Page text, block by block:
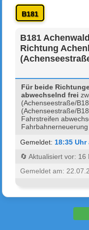
B181
B181
Richtung
Für beide
abwechselnd frei
(Achenseestraße/
(Achenseestraße/
Fahrstreifen
Fahrbahnerneuerung
Gemeldet: 18:35 Uhr
🔄 Aktualisiert vor: 16
Gemeldet am: